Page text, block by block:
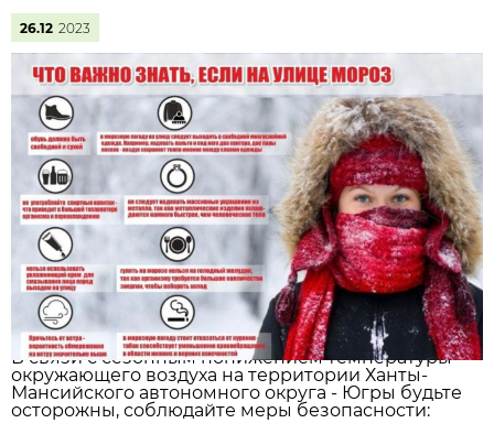
26.12 2023
В связи с сезонным понижением температуры
окружающего воздуха на территории Ханты-
Мансийского автономного округа - Югры будьте
осторожны, соблюдайте меры безопасности: